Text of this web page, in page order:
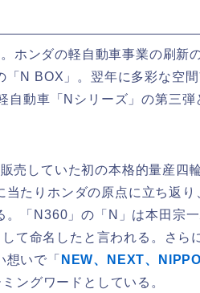
ホンダの軽自動車事業の刷新
N BOX」。翌年に多彩な空
自動車「Nシリーズ」の第三弾
売していた初の本格的量産四
たりホンダの原点に立ち返り
。「N360」の「N」は本田宗
して命名したと言われる。さら
いで「 NEW、NEXT、
ングワードとしている。